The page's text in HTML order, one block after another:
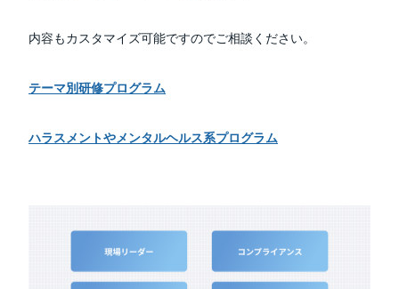
内容もカスタマイズ可能ですのでご相談ください。
テーマ別研修プログラム
ハラスメントやメンタルヘルス系プログラム